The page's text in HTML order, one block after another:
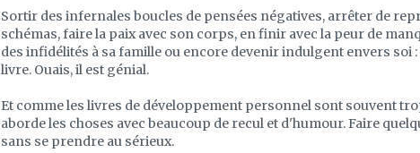
Sortir des infernales boucles de pensées négatives, arrêter de
schémas, faire la paix avec son corps, en finir avec la peur de
des infidélités à sa famille ou encore devenir indulgent envers soi
livre. Ouais, il est génial.
Et comme les livres de développement personnel sont souvent
aborde les choses avec beaucoup de recul et d'humour. Faire
sans se prendre au sérieux.